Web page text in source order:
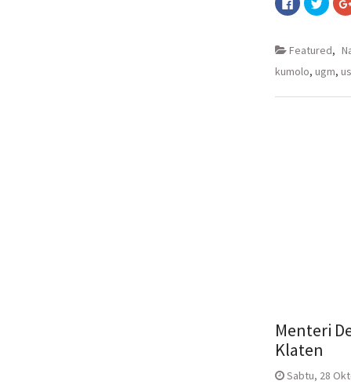
untuk
membagikan
di
jendela
yang
baru)
untuk
berbagi
di
baru)
Featured,
kumolo, ugm,
Menteri
Klaten
Sabtu, 28